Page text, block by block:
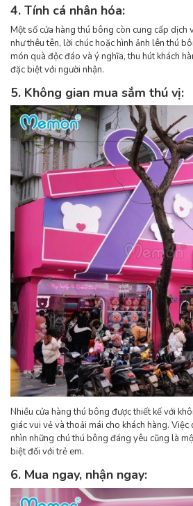
4. Tính cá nhân hóa:
Một số cửa hàng thú bông còn cung cấp dịch
như thêu tên, lời chúc hoặc hình ảnh lên thú
món quà độc đáo và ý nghĩa, thu hút khách
đặc biệt với người nhận.
5. Không gian mua sắm thú vị:
Nhiều cửa hàng thú bông được thiết kế với
giác vui vẻ và thoải mái cho khách hàng.
nhìn những chú thú bông đáng yêu cũng là
biệt đối với trẻ em.
6. Mua ngay, nhận ngay: